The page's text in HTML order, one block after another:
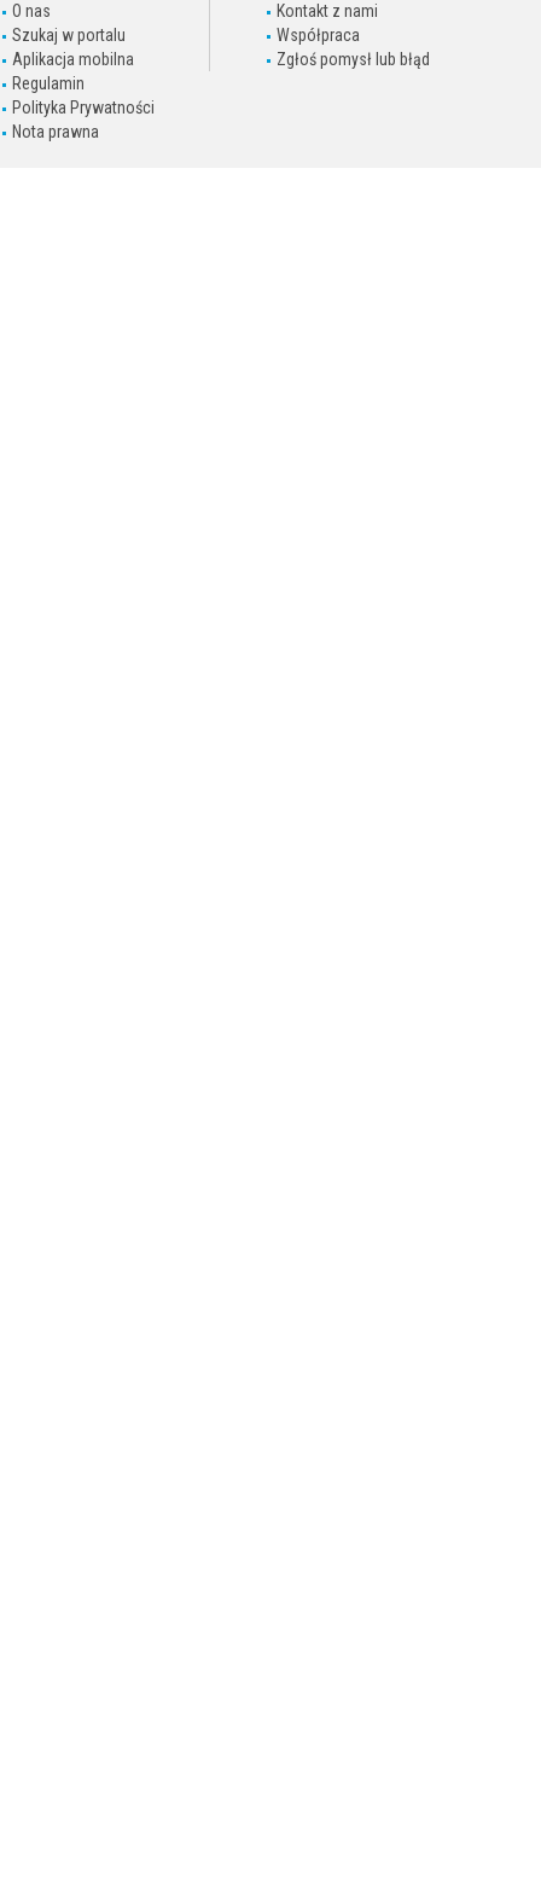
O nas
Szukaj w portalu
Aplikacja mobilna
Regulamin
Polityka Prywatności
Nota prawna
Kontakt z nami
Współpraca
Zgłoś pomysł lub błąd